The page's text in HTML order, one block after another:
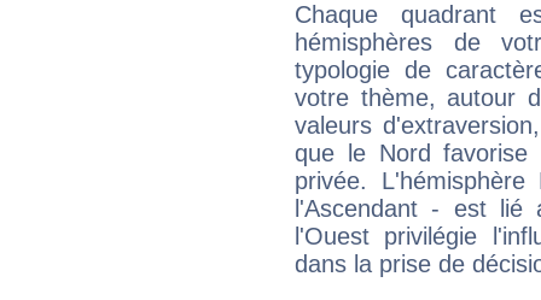
Chaque quadrant
hémisphères de
typologie de
votre thème, autour
valeurs
que le Nord favorise
privée.
l'Ascendant - est
l'Ouest privilégie
dans la prise de